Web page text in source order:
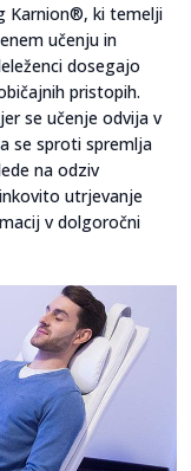
Karnion®, ki temelji
učenju in
dosegajo
pristopih.
se učenje odvija v
se sproti spremlja
na odziv
utrjevanje
v dolgoročni